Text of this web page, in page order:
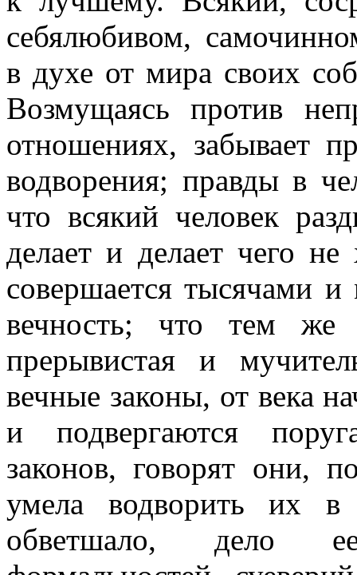
себялюбивом,
в духе от мира своих
Возмущаясь против
отношениях, забывает
водворения; правды в
что всякий человек
делает и делает чего не
совершается тысячами
вечность; что тем же
прерывистая и
вечные законы, от века
и подвергаются
законов, говорят они,
умела водворить их в
обветшало, дело